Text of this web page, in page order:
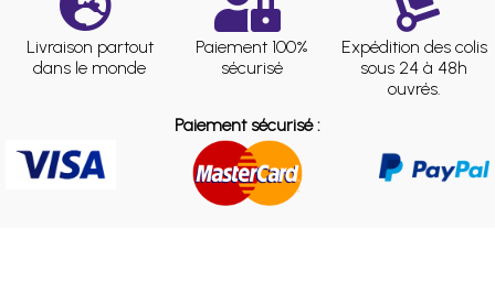
Livraison partout
dans le monde
Paiement 100%
sécurisé
Expédition des colis
sous 24 à 48h
ouvrés.
Paiement sécurisé :